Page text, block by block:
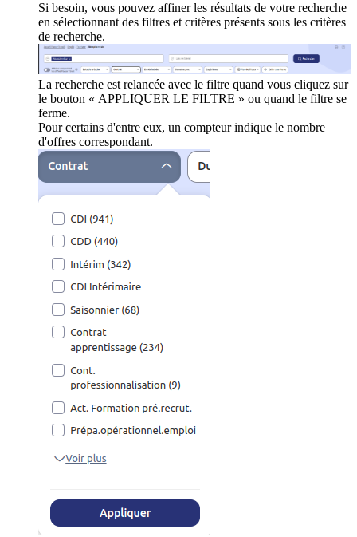
Si besoin, vous pouvez affiner les résultats de votre recherche
en sélectionnant des filtres et critères présents sous les critères
de recherche.
La recherche est relancée avec le filtre quand vous cliquez sur
le bouton « APPLIQUER LE FILTRE » ou quand le filtre se
ferme.
Pour certains d'entre eux, un compteur indique le nombre
d'offres correspondant.